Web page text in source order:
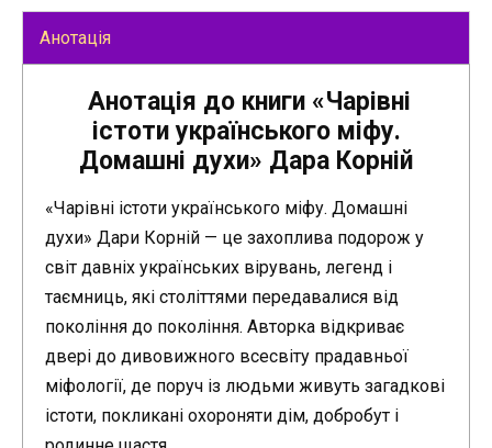
Анотація
Анотація до книги «Чарівні
істоти українського міфу.
Домашні духи» Дара Корній
«Чарівні істоти українського міфу. Домашні
духи» Дари Корній — це захоплива подорож у
світ давніх українських вірувань, легенд і
таємниць, які століттями передавалися від
покоління до покоління. Авторка відкриває
двері до дивовижного всесвіту прадавньої
міфології, де поруч із людьми живуть загадкові
істоти, покликані охороняти дім, добробут і